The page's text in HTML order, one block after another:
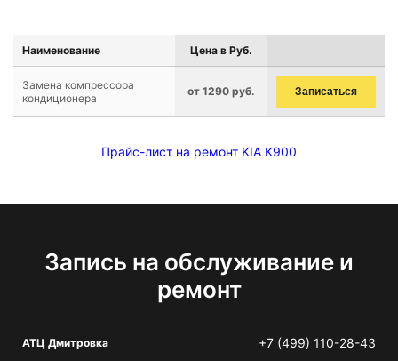
Наименование Цена в Руб.
Замена компрессора
кондиционера
от 1290 руб. Записаться
Прайс-лист на ремонт KIA K900
Запись на обслуживание и
ремонт
АТЦ Дмитровка +7 (499) 110-28-43